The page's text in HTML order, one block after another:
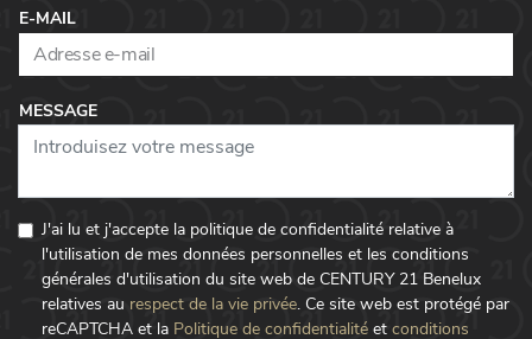
E-MAIL
MESSAGE
J'ai lu et j'accepte la politique de confidentialité relative à
l'utilisation de mes données personnelles et les conditions
générales d'utilisation du site web de CENTURY 21 Benelux
relatives au respect de la vie privée. Ce site web est protégé par
reCAPTCHA et la Politique de confidentialité et conditions